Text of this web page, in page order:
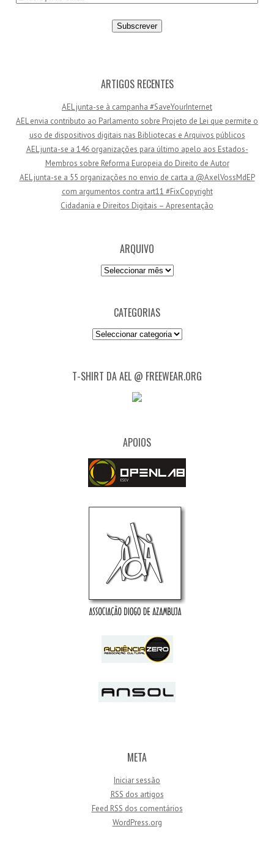
e
ARTIGOS RECENTES
AEL junta-se à campanha #SaveYourInternet
AEL envia contributo ao Parlamento sobre Projeto de Lei que permite o
uso de dispositivos digitais nas Bibliotecas e Arquivos públicos
AEL junta-se a 146 organizações para último apelo aos Estados-
Membros sobre Reforma Europeia do Direito de Autor
AEL junta-se a 55 organizações no envio de carta a @AxelVossMdEP
com argumentos contra art11 #FixCopyright
Cidadania e Direitos Digitais – Apresentação
ARQUIVO
Arquivo
CATEGORIAS
Categorias
T-SHIRT DA AEL @ FREEWEAR.ORG
APOIOS
META
Iniciar sessão
RSS dos artigos
Feed RSS dos comentários
WordPress.org